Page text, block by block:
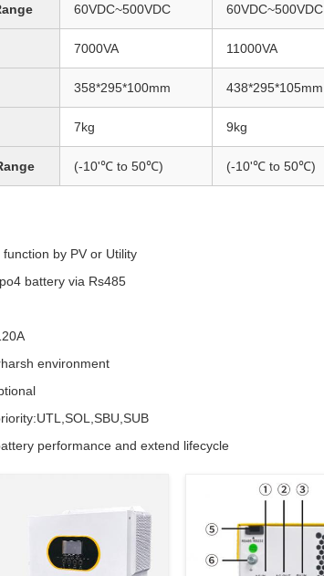
60VDC~500VDC 60VDC~500VDC
7000VA 11000VA
358*295*100mm 438*295*105mm
7kg 9kg
(-10'℃ to 50℃) (-10'℃ to 50℃)
by PV or Utility
battery via Rs485
environment
performance and extend lifecycle